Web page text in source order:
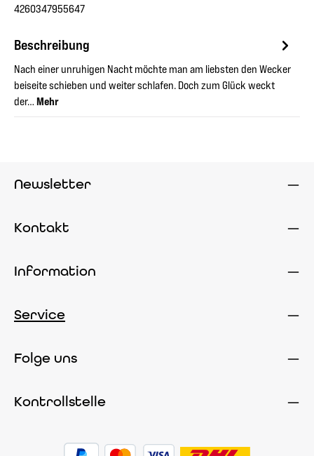
4260347955647
Beschreibung
Nach einer unruhigen Nacht möchte man am liebsten den Wecker
beiseite schieben und weiter schlafen. Doch zum Glück weckt
der… Mehr
Newsletter
Kontakt
Information
Service
Folge uns
Kontrollstelle